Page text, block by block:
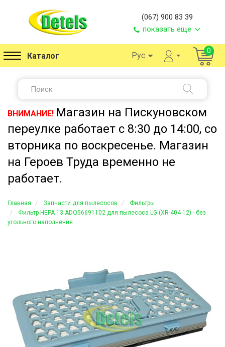
(067) 900 83 39
показать еще
Каталог Рус 0
ВНИМАНИЕ! Магазин на Пискуновском
переулке работает с 8:30 до 14:00, со
вторника по воскресенье. Магазин
на Героев Труда временно не
работает.
Главная Запчасти для пылесосов
Фильтры
Фильтр HEPA 13 ADQ56691102 для пылесоса LG (XR-404 12) - без
угольного наполнения